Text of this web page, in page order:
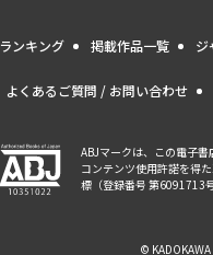
ランキング 掲載作品一覧 ジ
よくあるご質問 / お問い合わせ
ABJマークは、この電子
コンテンツ使用許諾を得
標（登録番号 第6091713
© KADOKAWA